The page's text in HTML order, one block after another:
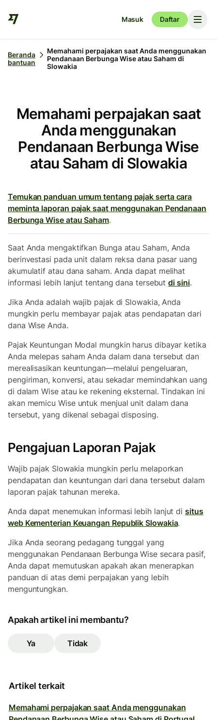
Masuk Daftar
Beranda
bantuan
Memahami perpajakan saat Anda menggunakan
Pendanaan Berbunga Wise atau Saham di
Slowakia
Memahami perpajakan saat
Anda menggunakan
Pendanaan Berbunga Wise
atau Saham di Slowakia
Temukan panduan umum tentang pajak serta cara
meminta laporan pajak saat menggunakan Pendanaan
Berbunga Wise atau Saham.
Saat Anda mengaktifkan Bunga atau Saham, Anda
berinvestasi pada unit dalam reksa dana pasar uang
akumulatif atau dana saham. Anda dapat melihat
informasi lebih lanjut tentang dana tersebutdi sini.
Jika Anda adalah wajib pajak di Slowakia, Anda
mungkin perlu membayar pajak atas pendapatan dari
dana Wise Anda.
Pajak Keuntungan Modal mungkin harus dibayar ketika
Anda melepas saham Anda dalam dana tersebut dan
merealisasikan keuntungan—melalui pengeluaran,
pengiriman, konversi, atau sekadar memindahkan uang
di dalam Wise atau ke rekening eksternal. Tindakan ini
akan memicu Wise untuk menjual unit dalam dana
tersebut, yang dikenal sebagai disposing.
Pengajuan Laporan Pajak
Wajib pajak Slowakia mungkin perlu melaporkan
pendapatan dan keuntungan dari dana tersebut dalam
laporan pajak tahunan mereka.
Anda dapat menemukan informasi lebih lanjut disitus
web Kementerian Keuangan Republik Slowakia.
Jika Anda seorang pedagang tunggal yang
menggunakan Pendanaan Berbunga Wise secara pasif,
Anda dapat memutuskan apakah akan menerapkan
panduan di atas demi perpajakan yang lebih
menguntungkan.
Apakah artikel ini membantu?
Ya Tidak
Artikel terkait
Memahami perpajakan saat Anda menggunakan